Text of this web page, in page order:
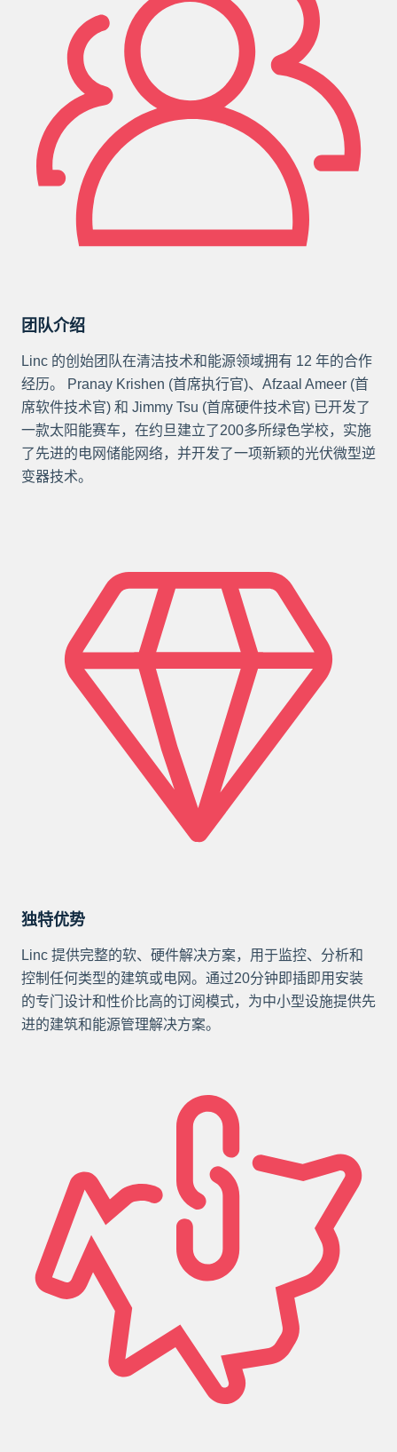
团队介绍
Linc 的创始团队在清洁技术和能源领域拥有 12 年的合作
经历。 Pranay Krishen (首席执行官)、Afzaal Ameer (首
席软件技术官) 和 Jimmy Tsu (首席硬件技术官) 已开发了
一款太阳能赛车，在约旦建立了200多所绿色学校，实施
了先进的电网储能网络，并开发了一项新颖的光伏微型逆
变器技术。
独特优势
Linc 提供完整的软、硬件解决方案，用于监控、分析和
控制任何类型的建筑或电网。通过20分钟即插即用安装
的专门设计和性价比高的订阅模式，为中小型设施提供先
进的建筑和能源管理解决方案。